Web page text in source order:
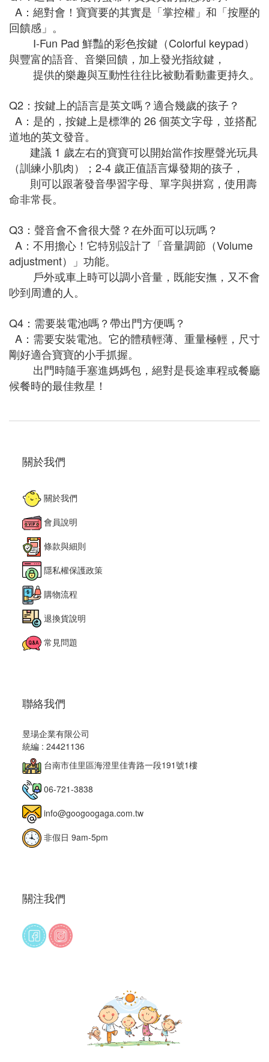
A：絕對會！寶寶要的其實是「掌控權」和「按壓的
回饋感」。
I-Fun Pad 鮮豔的彩色按鍵（Colorful keypad）
與豐富的語音、音樂回饋，加上發光指紋鍵，
提供的樂趣與互動性往往比被動看動畫更持久。
Q2：按鍵上的語言是英文嗎？適合幾歲的孩子？
A：是的，按鍵上是標準的 26 個英文字母，並搭配
道地的英文發音。
建議 1 歲左右的寶寶可以開始當作按壓聲光玩具
（訓練小肌肉）；2-4 歲正值語言爆發期的孩子，
則可以跟著發音學習字母、單字與拼寫，使用壽
命非常長。
Q3：聲音會不會很大聲？在外面可以玩嗎？
A：不用擔心！它特別設計了「音量調節（Volume
adjustment）」功能。
戶外或車上時可以調小音量，既能安撫，又不會
吵到周遭的人。
Q4：需要裝電池嗎？帶出門方便嗎？
A：需要安裝電池。它的體積輕薄、重量極輕，尺寸
剛好適合寶寶的小手抓握。
出門時隨手塞進媽媽包，絕對是長途車程或餐廳
候餐時的最佳救星！
關於我們
關於我們
會員說明
條款與細則
隱私權保護政策
購物流程
退換貨說明
常見問題
聯絡我們
昱瑒企業有限公司
統編 : 24421136
台南市佳里區海澄里佳青路一段191號1樓
06-721-3838
info@googoogaga.com.tw
非假日 9am-5pm
關注我們